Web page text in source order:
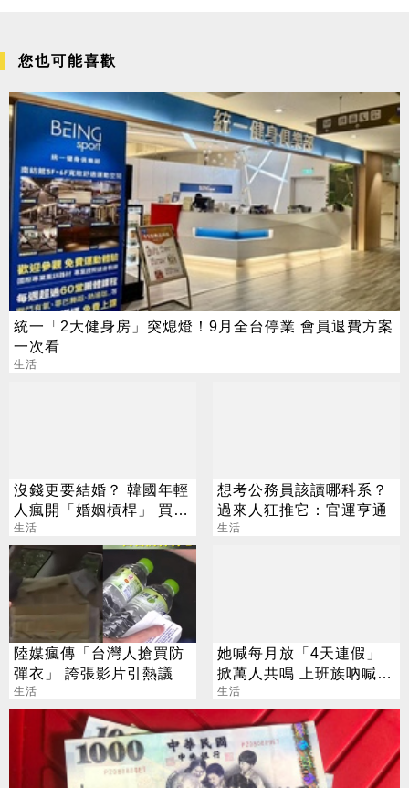
您也可能喜歡
統一「2大健身房」突熄燈！9月全台停業 會員退費方案
一次看
生活
沒錢更要結婚？ 韓國年輕
人瘋開「婚姻槓桿」 買房
拚翻轉階級
生活
想考公務員該讀哪科系？
過來人狂推它：官運亨通
生活
陸媒瘋傳「台灣人搶買防
彈衣」 誇張影片引熱議
生活
她喊每月放「4天連假」
掀萬人共鳴 上班族吶喊：
這樣才活得像人
生活